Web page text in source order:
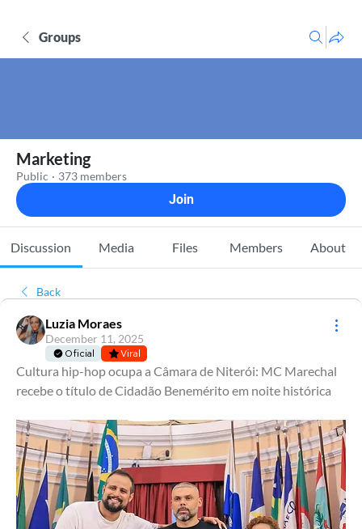
Groups
Marketing
Public · 373 members
Join
Discussion Media Files Members About
Back
Luzia Moraes
December 11, 2025
Oficial Viral
Cultura hip-hop ocupa a Câmara de Niterói: MC Marechal
recebe o título de Cidadão Benemérito em noite histórica